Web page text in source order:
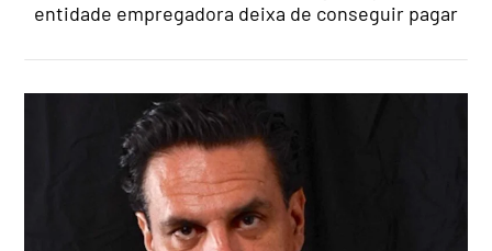
entidade empregadora deixa de conseguir pagar